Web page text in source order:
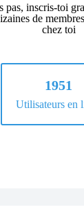
pas, inscris-toi
de
chez toi
1951
Utilisateurs en